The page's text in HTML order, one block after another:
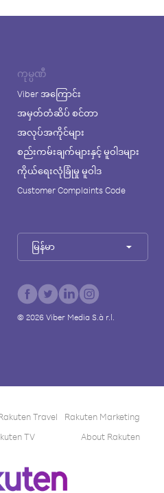
ကုမ္ပဏီ
Viber အကြောင်း
အမှတ်တံဆိပ် စင်တာ
အလုပ်အကိုင်များ
စည်းကမ်းချက်များနှင့် မူဝါဒများ
ကိုယ်ရေးလုံခြုံမှု မူဝါဒ
Customer Complaints Code
မြန်မာ
© 2026Viber Media S.à r.l.
Travel
Rakuten Marketing
TV About Rakuten